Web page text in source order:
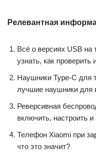
Релевантная
Всё о версиях USB на
узнать, как проверить
Наушники Type-C для
лучшие наушники для
Реверсивная
включить, настроить
Телефон Xiaomi при
что это значит?